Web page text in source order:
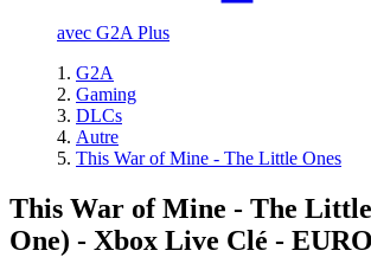
avec G2A Plus
G2A
Gaming
DLCs
Autre
This War of Mine - The Little Ones
This War of Mine - The
One) - Xbox Live Clé -